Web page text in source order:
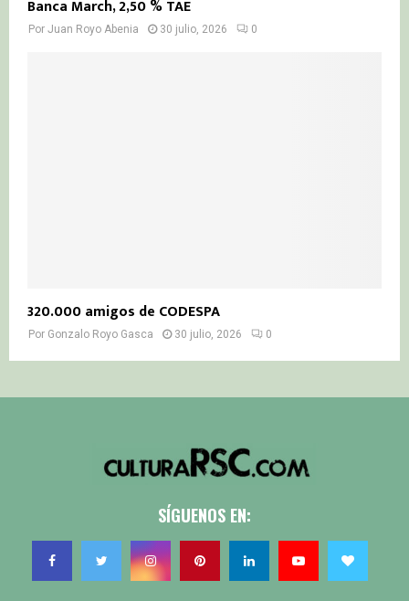
Banca March, 2,50 % TAE
Por Juan Royo Abenia 30 julio, 2026 0
320.000 amigos de CODESPA
Por Gonzalo Royo Gasca 30 julio, 2026 0
SÍGUENOS EN: